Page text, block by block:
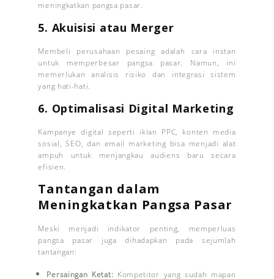
meningkatkan pangsa pasar.
5. Akuisisi atau Merger
Membeli perusahaan pesaing adalah cara instan
untuk memperbesar pangsa pasar. Namun, ini
memerlukan analisis risiko dan integrasi sistem
yang hati-hati.
6. Optimalisasi Digital Marketing
Kampanye digital seperti iklan PPC, konten media
sosial, SEO, dan email marketing bisa menjadi alat
ampuh untuk menjangkau audiens baru secara
efisien.
Tantangan dalam
Meningkatkan Pangsa Pasar
Meski menjadi indikator penting, memperluas
pangsa pasar juga dihadapkan pada sejumlah
tantangan:
Persaingan Ketat: Kompetitor yang sudah mapan